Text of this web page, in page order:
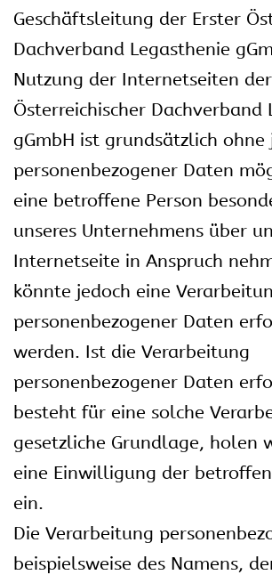
Geschäftsleitung der Erster
Dachverband Legasthenie
Nutzung der Internetseiten
Österreichischer Dachverband
gGmbH ist grundsätzlich ohne
personenbezogener Daten
eine betroffene Person
unseres Unternehmens über
Internetseite in Anspruch
könnte jedoch eine
personenbezogener Daten
werden. Ist die Verarbeitung
personenbezogener Daten
besteht für eine solche
gesetzliche Grundlage, holen
eine Einwilligung der
ein.
Die Verarbeitung
beispielsweise des Namens,